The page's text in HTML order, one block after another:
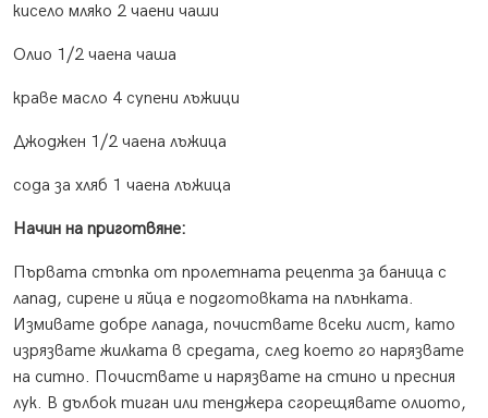
кисело мляко 2 чаени чаши
Олио 1/2 чаена чаша
краве масло 4 супени лъжици
Джоджен 1/2 чаена лъжица
сода за хляб 1 чаена лъжица
Начин на приготвяне:
Първата стъпка от пролетната рецепта за баница с
лапад, сирене и яйца е подготовката на плънката.
Измивате добре лапада, почиствате всеки лист, като
изрязвате жилката в средата, след което го нарязвате
на ситно. Почиствате и нарязвате на стино и пресния
лук. В дълбок тиган или тенджера сгорещявате олиото,